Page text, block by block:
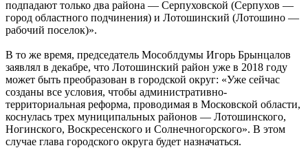
подпадают только два района — Серпуховской (Серпухов —
город областного подчинения) и Лотошинский (Лотошино —
рабочий поселок)».
В то же время, председатель Мособлдумы Игорь Брынцалов
заявлял в декабре, что Лотошинский район уже в 2018 году
может быть преобразован в городской округ: «Уже сейчас
созданы все условия, чтобы административно-
территориальная реформа, проводимая в Московской области,
коснулась трех муниципальных районов — Лотошинского,
Ногинского, Воскресенского и Солнечногорского». В этом
случае глава городского округа будет назначаться.